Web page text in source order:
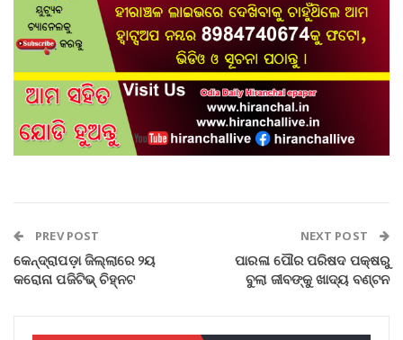
PREV POST
କେନ୍ଦ୍ରାପଡ଼ା ଜିଲ୍ଲାରେ ୨ୟ
କରୋନା ପଜିଟିଭ୍ ଚିହ୍ନଟ
NEXT POST
ପାରଳା ପୌର ପରିଷଦ ପକ୍ଷରୁ
ବୁଲା ଜୀବଙ୍କୁ ଖାଦ୍ୟ ବଣ୍ଟନ